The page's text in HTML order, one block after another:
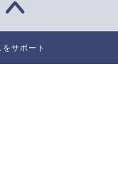
サポート